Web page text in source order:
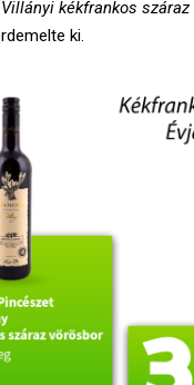
kékfrankos száraz
ki.